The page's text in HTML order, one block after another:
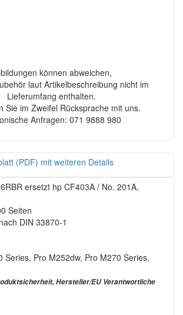
können abweichen,
laut Artikelbeschreibung nicht im
Lieferumfang enthalten.
Sie im Zweifel Rücksprache mit uns.
Anfragen: 071 9888 980
(PDF) mit weiteren Details
ersetzt hp CF403A / No. 201A,
Seiten
DIN 33870-1
Series, Pro M252dw, Pro M270 Series,
Hersteller/EU Verantwortliche